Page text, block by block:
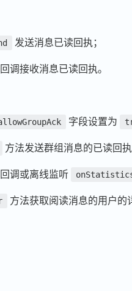
发送消息已读回执；
回调接收消息已读回执。
字段设置为
方法发送群组消息的已读回执
回调或离线监听
方法获取阅读消息的用户的